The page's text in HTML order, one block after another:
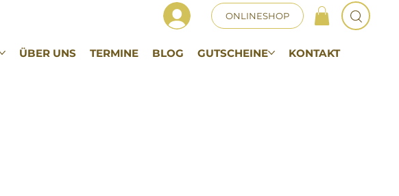
ONLINESHOP
ÜBER UNS TERMINE BLOG GUTSCHEINE KONTAKT